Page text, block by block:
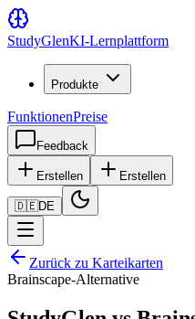
StudyGlenKI-Lernplattform
Produkte
FunktionenPreise
Feedback
Erstellen Erstellen
🇩🇪DE
Zurück zu Karteikarten
Brainscape-Alternative